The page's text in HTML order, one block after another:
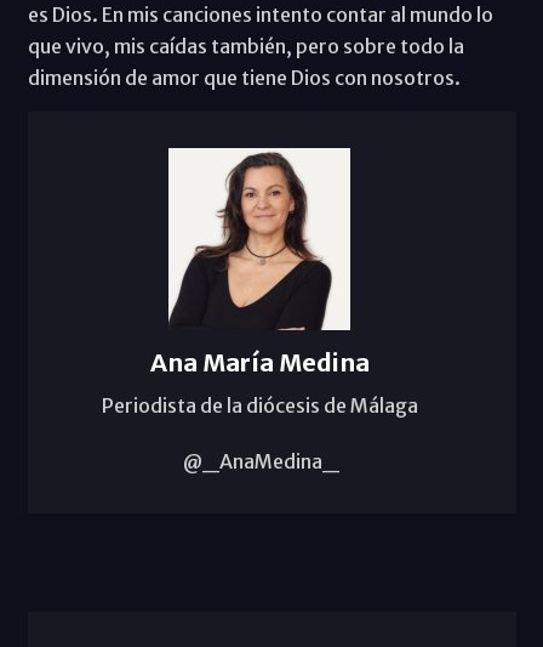
es Dios. En mis canciones intento contar al mundo lo
que vivo, mis caídas también, pero sobre todo la
dimensión de amor que tiene Dios con nosotros.
Ana María Medina
Periodista de la diócesis de Málaga
@_AnaMedina_